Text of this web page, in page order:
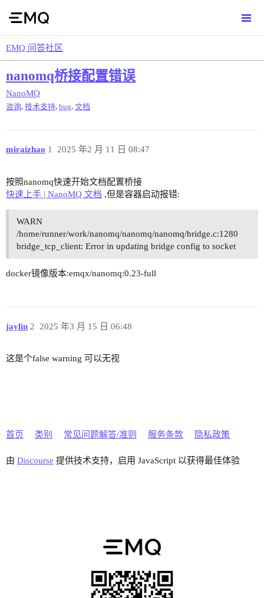
EMQ 问答社区
nanomq桥接配置错误
NanoMQ
咨询 技术支持 bug 文档
miraizhao 2025 年2 月 11 日 08:47
1
按照nanomq快速开始文档配置桥接
快速上手 | NanoMQ 文档 ,但是容器启动报错:
WARN
/home/runner/work/nanomq/nanomq/nanomq/bridge.c:1280
bridge_tcp_client: Error in updating bridge config to socket
docker镜像版本:emqx/nanomq:0.23-full
jaylin 2025 年3 月 15 日 06:48
2
这是个false warning 可以无视
首页 类别 常见问题解答/准则 服务条款 隐私政策
由 Discourse 提供技术支持，启用 JavaScript 以获得最佳体验